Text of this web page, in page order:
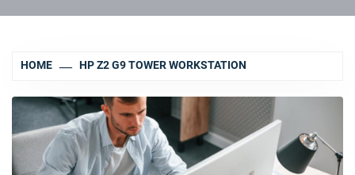
HOME HP Z2 G9 TOWER WORKSTATION